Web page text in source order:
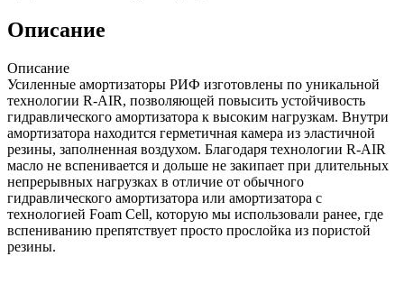
Описание
Описание
Усиленные амортизаторы РИФ изготовлены по уникальной
технологии R-AIR, позволяющей повысить устойчивость
гидравлического амортизатора к высоким нагрузкам. Внутри
амортизатора находится герметичная камера из эластичной
резины, заполненная воздухом. Благодаря технологии R-AIR
масло не вспенивается и дольше не закипает при длительных
непрерывных нагрузках в отличие от обычного
гидравлического амортизатора или амортизатора с
технологией Foam Cell, которую мы использовали ранее, где
вспениванию препятствует просто прослойка из пористой
резины.